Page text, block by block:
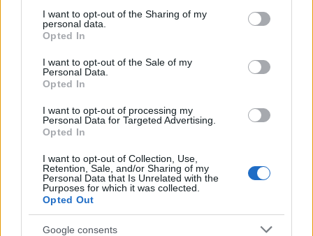
not limited to your visit or usage behaviour. You may click to
grant or deny consent to Google and its third-party tags to
use your data for below specified purposes in below Google
consent section.
I want to opt-out of the Sharing of my
personal data.
Opted In
I want to opt-out of the Sale of my
Personal Data.
Opted In
I want to opt-out of processing my
Personal Data for Targeted Advertising.
Opted In
I want to opt-out of Collection, Use,
Retention, Sale, and/or Sharing of my
Personal Data that Is Unrelated with the
Purposes for which it was collected.
Opted Out
Google consents
Μόνιμοι στο υπουργείο Εξωτερικών
Κατώτατος μισθός: Σενάριο για
αύξηση στα 1.000 ευρώ από το 2027
ΑΣΕΠ 6Κ/2026: 315 μόνιμοι στο
Δημόσιο - Στις 1.102 οι αιτήσεις
(στατιστικά)